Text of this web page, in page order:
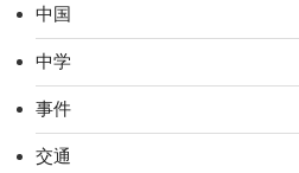
中国
中学
事件
交通